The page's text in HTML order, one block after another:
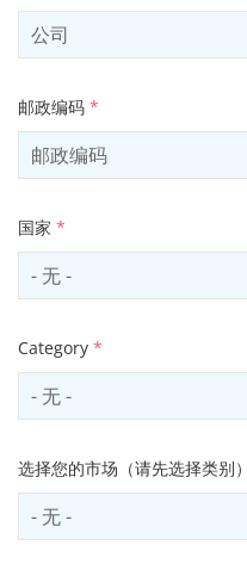
邮政编码 *
国家 *
Select country
Category *
Select contactCategory
选择您的市场（请先选择类别）
Select sector